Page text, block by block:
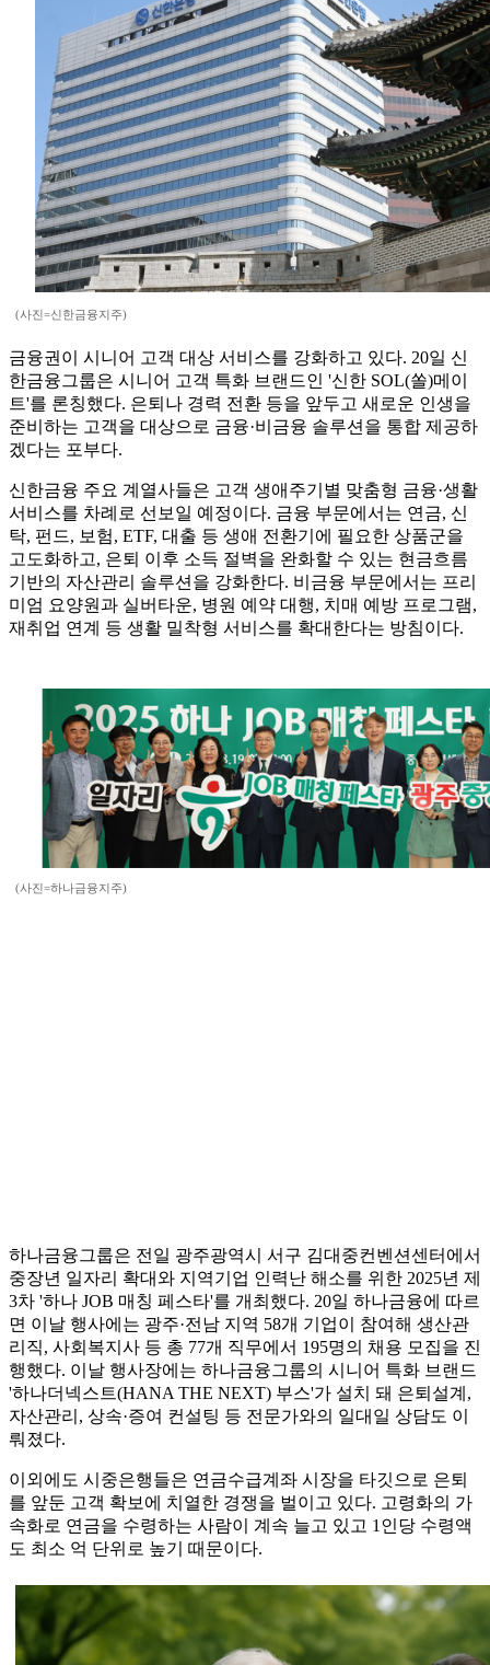
(사진=신한금융지주)
금융권이 시니어 고객 대상 서비스를 강화하고 있다. 20일 신
한금융그룹은 시니어 고객 특화 브랜드인 '신한 SOL(쏠)메이
트'를 론칭했다. 은퇴나 경력 전환 등을 앞두고 새로운 인생을
준비하는 고객을 대상으로 금융·비금융 솔루션을 통합 제공하
겠다는 포부다.
신한금융 주요 계열사들은 고객 생애주기별 맞춤형 금융·생활
서비스를 차례로 선보일 예정이다. 금융 부문에서는 연금, 신
탁, 펀드, 보험, ETF, 대출 등 생애 전환기에 필요한 상품군을
고도화하고, 은퇴 이후 소득 절벽을 완화할 수 있는 현금흐름
기반의 자산관리 솔루션을 강화한다. 비금융 부문에서는 프리
미엄 요양원과 실버타운, 병원 예약 대행, 치매 예방 프로그램,
재취업 연계 등 생활 밀착형 서비스를 확대한다는 방침이다.
(사진=하나금융지주)
하나금융그룹은 전일 광주광역시 서구 김대중컨벤션센터에서
중장년 일자리 확대와 지역기업 인력난 해소를 위한 2025년 제
3차 '하나 JOB 매칭 페스타'를 개최했다. 20일 하나금융에 따르
면 이날 행사에는 광주·전남 지역 58개 기업이 참여해 생산관
리직, 사회복지사 등 총 77개 직무에서 195명의 채용 모집을 진
행했다. 이날 행사장에는 하나금융그룹의 시니어 특화 브랜드
'하나더넥스트(HANA THE NEXT) 부스'가 설치 돼 은퇴설계,
자산관리, 상속·증여 컨설팅 등 전문가와의 일대일 상담도 이
뤄졌다.
이외에도 시중은행들은 연금수급계좌 시장을 타깃으로 은퇴
를 앞둔 고객 확보에 치열한 경쟁을 벌이고 있다. 고령화의 가
속화로 연금을 수령하는 사람이 계속 늘고 있고 1인당 수령액
도 최소 억 단위로 높기 때문이다.